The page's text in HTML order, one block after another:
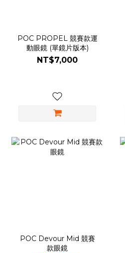
POC PROPEL 競賽款運
動眼鏡 (單鏡片版本)
NT$7,000
POC Devour Mid 競賽
款眼鏡